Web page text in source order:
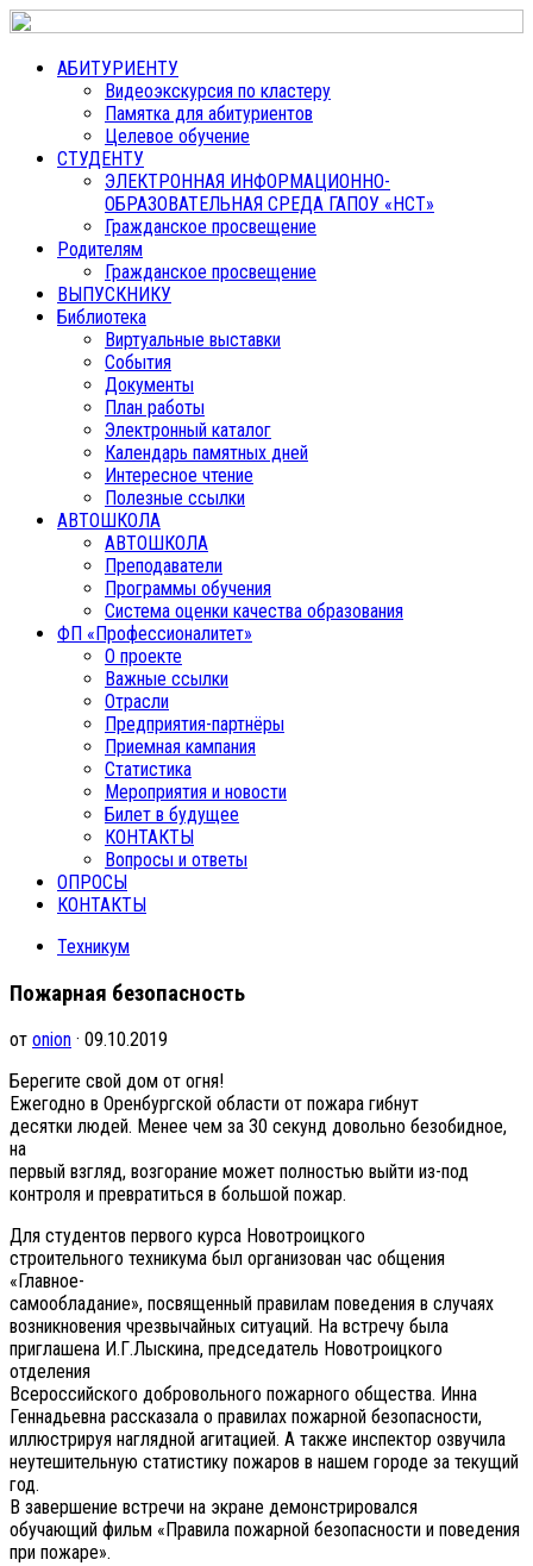
АБИТУРИЕНТУ
Видеоэкскурсия по кластеру
Памятка для абитуриентов
Целевое обучение
СТУДЕНТУ
ЭЛЕКТРОННАЯ ИНФОРМАЦИОННО-
ОБРАЗОВАТЕЛЬНАЯ СРЕДА ГАПОУ «НСТ»
Гражданское просвещение
Родителям
Гражданское просвещение
ВЫПУСКНИКУ
Библиотека
Виртуальные выставки
События
Документы
План работы
Электронный каталог
Календарь памятных дней
Интересное чтение
Полезные ссылки
АВТОШКОЛА
АВТОШКОЛА
Преподаватели
Программы обучения
Система оценки качества образования
ФП «Профессионалитет»
О проекте
Важные ссылки
Отрасли
Предприятия-партнёры
Приемная кампания
Статистика
Мероприятия и новости
Билет в будущее
КОНТАКТЫ
Вопросы и ответы
ОПРОСЫ
КОНТАКТЫ
Техникум
Пожарная безопасность
от onion · 09.10.2019
Берегите свой дом от огня!
Ежегодно в Оренбургской области от пожара гибнут
десятки людей. Менее чем за 30 секунд довольно безобидное,
на
первый взгляд, возгорание может полностью выйти из-под
контроля и превратиться в большой пожар.
Для студентов первого курса Новотроицкого
строительного техникума был организован час общения
«Главное-
самообладание», посвященный правилам поведения в случаях
возникновения чрезвычайных ситуаций. На встречу была
приглашена И.Г.Лыскина, председатель Новотроицкого
отделения
Всероссийского добровольного пожарного общества. Инна
Геннадьевна рассказала о правилах пожарной безопасности,
иллюстрируя наглядной агитацией. А также инспектор озвучила
неутешительную статистику пожаров в нашем городе за текущий
год.
В завершение встречи на экране демонстрировался
обучающий фильм «Правила пожарной безопасности и поведения
при пожаре».